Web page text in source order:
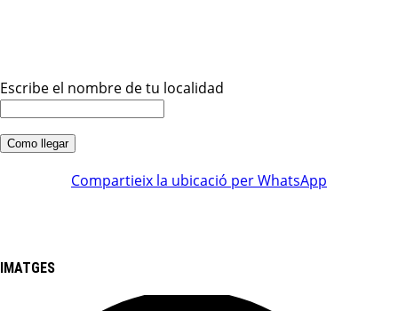
Escribe el nombre de tu localidad
Compartieix la ubicació per WhatsApp
IMATGES